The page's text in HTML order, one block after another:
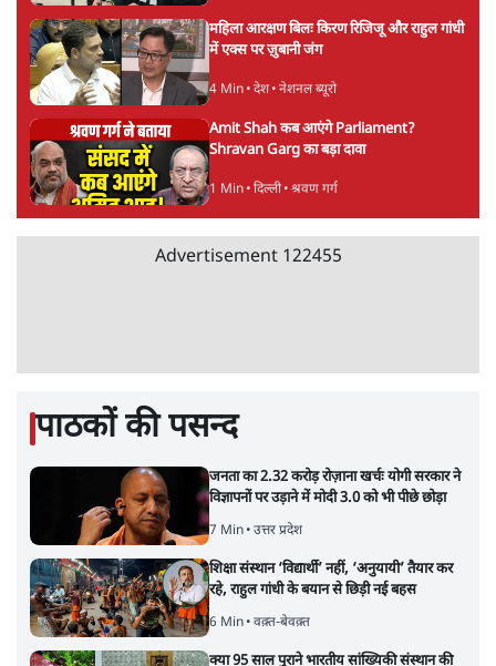
महिला आरक्षण बिलः किरण रिजिजू और राहुल गांधी
में एक्स पर ज़ुबानी जंग
4 Min• देश• नेशनल ब्यूरो
Amit Shah कब आएंगे Parliament?
Shravan Garg का बड़ा दावा
1 Min• दिल्ली• श्रवण गर्ग
Advertisement 122455
पाठकों की पसन्द
जनता का 2.32 करोड़ रोज़ाना खर्चः योगी सरकार ने
विज्ञापनों पर उड़ाने में मोदी 3.0 को भी पीछे छोड़ा
7 Min• उत्तर प्रदेश
शिक्षा संस्थान ‘विद्यार्थी’ नहीं, ‘अनुयायी’ तैयार कर
रहे, राहुल गांधी के बयान से छिड़ी नई बहस
6 Min• वक़्त-बेवक़्त
क्या 95 साल पुराने भारतीय सांख्यिकी संस्थान की